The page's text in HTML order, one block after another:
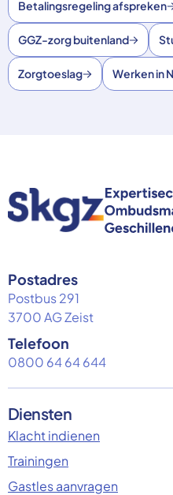
Betalingsregeling afspreken
GGZ-zorg buitenland
Zorgtoeslag Werken in
Postadres
Postbus 291
3700 AG Zeist
Telefoon
0800 64 64 644
Diensten
Klacht indienen
Trainingen
Gastles aanvragen